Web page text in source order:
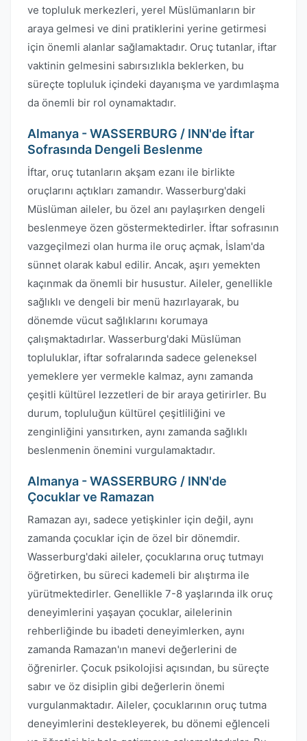
ve topluluk merkezleri, yerel Müslümanların bir
araya gelmesi ve dini pratiklerini yerine getirmesi
için önemli alanlar sağlamaktadır. Oruç tutanlar, iftar
vaktinin gelmesini sabırsızlıkla beklerken, bu
süreçte topluluk içindeki dayanışma ve yardımlaşma
da önemli bir rol oynamaktadır.
Almanya - WASSERBURG / INN'de İftar
Sofrasında Dengeli Beslenme
İftar, oruç tutanların akşam ezanı ile birlikte
oruçlarını açtıkları zamandır. Wasserburg'daki
Müslüman aileler, bu özel anı paylaşırken dengeli
beslenmeye özen göstermektedirler. İftar sofrasının
vazgeçilmezi olan hurma ile oruç açmak, İslam'da
sünnet olarak kabul edilir. Ancak, aşırı yemekten
kaçınmak da önemli bir husustur. Aileler, genellikle
sağlıklı ve dengeli bir menü hazırlayarak, bu
dönemde vücut sağlıklarını korumaya
çalışmaktadırlar. Wasserburg'daki Müslüman
topluluklar, iftar sofralarında sadece geleneksel
yemeklere yer vermekle kalmaz, aynı zamanda
çeşitli kültürel lezzetleri de bir araya getirirler. Bu
durum, topluluğun kültürel çeşitliliğini ve
zenginliğini yansıtırken, aynı zamanda sağlıklı
beslenmenin önemini vurgulamaktadır.
Almanya - WASSERBURG / INN'de
Çocuklar ve Ramazan
Ramazan ayı, sadece yetişkinler için değil, aynı
zamanda çocuklar için de özel bir dönemdir.
Wasserburg'daki aileler, çocuklarına oruç tutmayı
öğretirken, bu süreci kademeli bir alıştırma ile
yürütmektedirler. Genellikle 7-8 yaşlarında ilk oruç
deneyimlerini yaşayan çocuklar, ailelerinin
rehberliğinde bu ibadeti deneyimlerken, aynı
zamanda Ramazan'ın manevi değerlerini de
öğrenirler. Çocuk psikolojisi açısından, bu süreçte
sabır ve öz disiplin gibi değerlerin önemi
vurgulanmaktadır. Aileler, çocuklarının oruç tutma
deneyimlerini destekleyerek, bu dönemi eğlenceli